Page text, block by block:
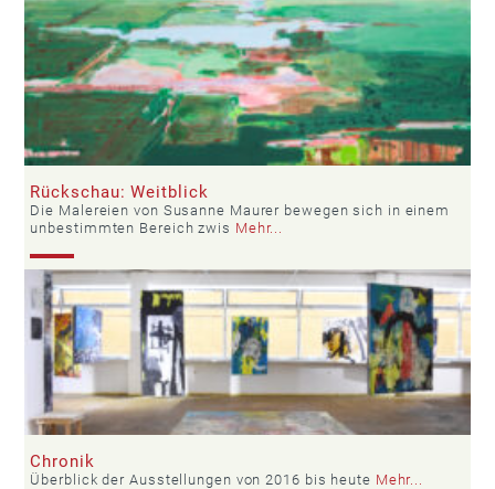
Rückschau: Weitblick
Die Malereien von Susanne Maurer bewegen sich in einem
unbestimmten Bereich zwis Mehr...
Chronik
Überblick der Ausstellungen von 2016 bis heute Mehr...